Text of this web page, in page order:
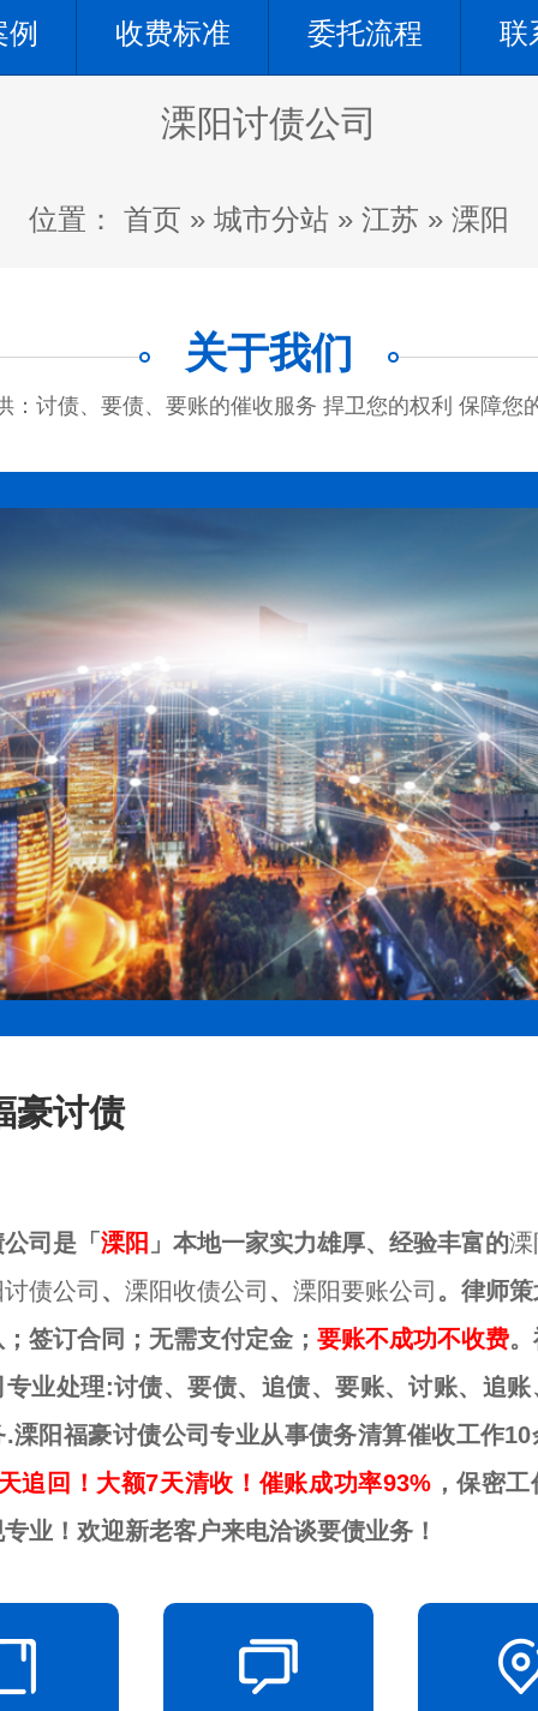
收费标准 委托流程 联
溧阳讨债公司
位置： 首页 » 城市分站 » 江苏 » 溧阳
关于我们
：讨债、要债、要账的催收服务 捍卫您的权利 保障您
豪讨债
司是「 溧阳 」本地一家实力雄厚、经验丰富的溧
债公司 、 溧阳收债公司 、 溧阳要账公司 。律师
签订合同；无需支付定金； 要账不成功不收费
专业处理:讨债、要债、追债、要账、讨账、追账
.溧阳福豪讨债公司专业从事债务清算催收工作10
追回！大额7天清收！催账成功率93%，保密工
业！欢迎新老客户来电洽谈要债业务！